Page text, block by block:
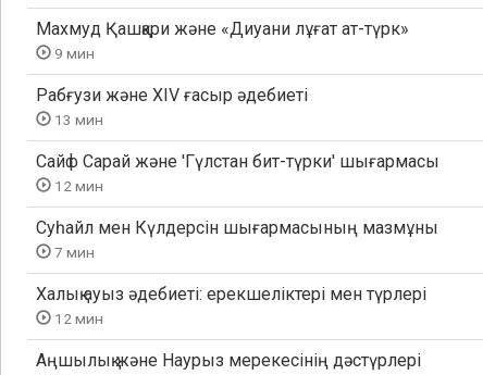
Махмуд Қашқари және «Диуани лұғат ат-түрк»
9 мин
Рабғузи және XIV ғасыр әдебиеті
13 мин
Сайф Сарай және 'Гүлстан бит-түрки' шығармасы
12 мин
Суһайл мен Күлдерсін шығармасының мазмұны
7 мин
Халық ауыз әдебиеті: ерекшеліктері мен түрлері
12 мин
Аңшылық және Наурыз мерекесінің дәстүрлері